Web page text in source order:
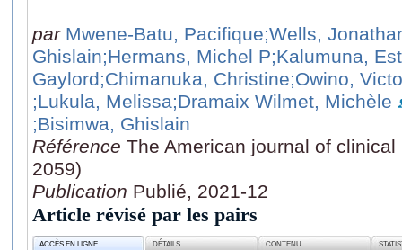
par Mwene-Batu, Pacifique;Wells,
Ghislain;Hermans, Michel P;Kalumuna,
Gaylord;Chimanuka, Christine;Owino,
;Lukula, Melissa;Dramaix Wilmet, Michèle
;Bisimwa, Ghislain
Référence The American journal of
2059)
Publication Publié, 2021-12
Article révisé par les pairs
ACCÈS EN LIGNE DÉTAILS CONTENU